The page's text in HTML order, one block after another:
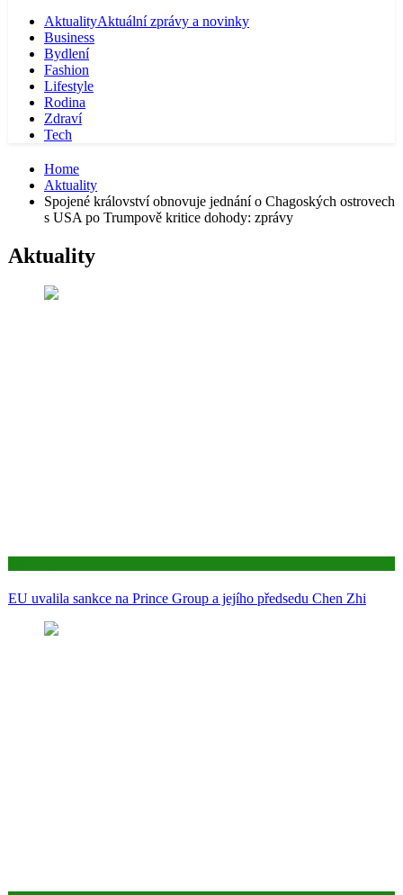
AktualityAktuální zprávy a novinky
Business
Bydlení
Fashion
Lifestyle
Rodina
Zdraví
Tech
Home
Aktuality
Spojené království obnovuje jednání o Chagoských ostrovech
s USA po Trumpově kritice dohody: zprávy
Aktuality
EU uvalila sankce na Prince Group a jejího předsedu Chen Zhi